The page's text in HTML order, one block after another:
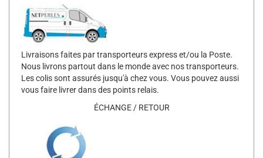
Livraisons faites par transporteurs express et/ou la Poste.
Nous livrons partout dans le monde avec nos transporteurs.
Les colis sont assurés jusqu'à chez vous. Vous pouvez aussi
vous faire livrer dans des points relais.
ÉCHANGE / RETOUR